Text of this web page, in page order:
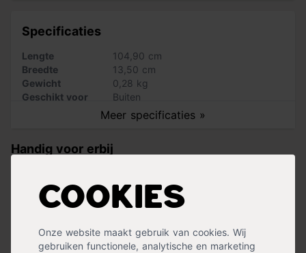
Cookies
Onze website maakt gebruik van cookies. Wij
gebruiken functionele, analytische en marketing
Specificaties
Lengte
104,90 cm
Breedte
13,50 cm
Gewicht
0,28 kg
Geschikt voor
Buiten
10,60 cm
Meer specificaties »
Handig voor erbij
Tuin Trolley
op voorraad